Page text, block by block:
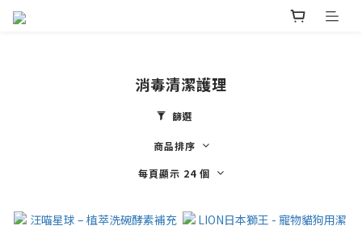
消毒清潔護理
篩選
商品排序
每頁顯示 24 個